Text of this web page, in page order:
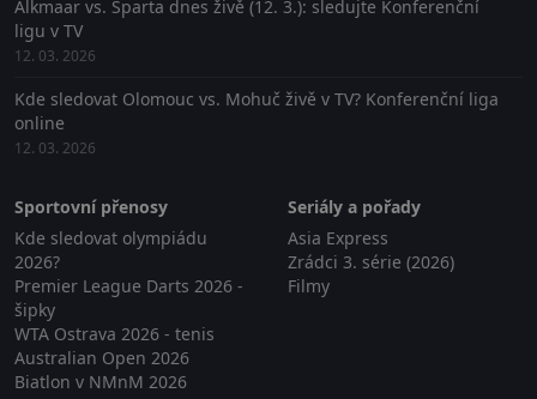
Alkmaar vs. Sparta dnes živě (12. 3.): sledujte Konferenční
ligu v TV
12. 03. 2026
Kde sledovat Olomouc vs. Mohuč živě v TV? Konferenční liga
online
12. 03. 2026
Sportovní přenosy
Kde sledovat olympiádu
2026?
Premier League Darts 2026 -
šipky
WTA Ostrava 2026 - tenis
Australian Open 2026
Biatlon v NMnM 2026
Seriály a pořady
Asia Express
Zrádci 3. série (2026)
Filmy